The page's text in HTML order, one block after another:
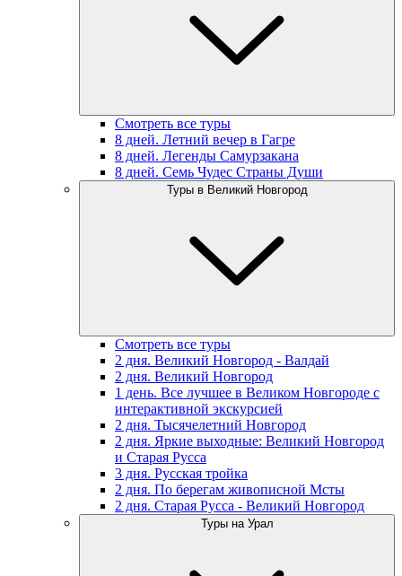
Смотреть все туры
8 дней. Летний вечер в Гагре
8 дней. Легенды Самурзакана
8 дней. Семь Чудес Страны Души
Туры в Великий Новгород
Смотреть все туры
2 дня. Великий Новгород - Валдай
2 дня. Великий Новгород
1 день. Все лучшее в Великом Новгороде с
интерактивной экскурсией
2 дня. Тысячелетний Новгород
2 дня. Яркие выходные: Великий Новгород
и Старая Русса
3 дня. Русская тройка
2 дня. По берегам живописной Мсты
2 дня. Старая Русса - Великий Новгород
Туры на Урал